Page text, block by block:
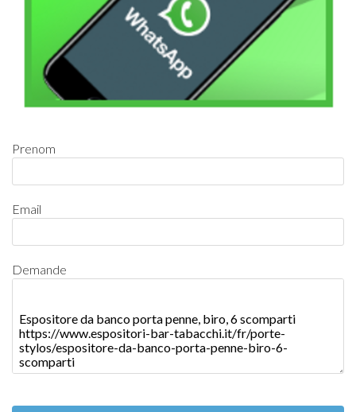
Prenom
Email
Demande